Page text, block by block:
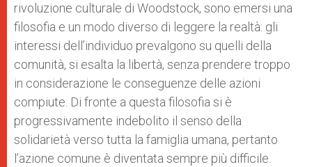
rivoluzione culturale di Woodstock, sono emersi una
filosofia e un modo diverso di leggere la realtà: gli
interessi dell’individuo prevalgono su quelli della
comunità, si esalta la libertà, senza prendere troppo
in considerazione le conseguenze delle azioni
compiute. Di fronte a questa filosofia si è
progressivamente indebolito il senso della
solidarietà verso tutta la famiglia umana, pertanto
l’azione comune è diventata sempre più difficile.